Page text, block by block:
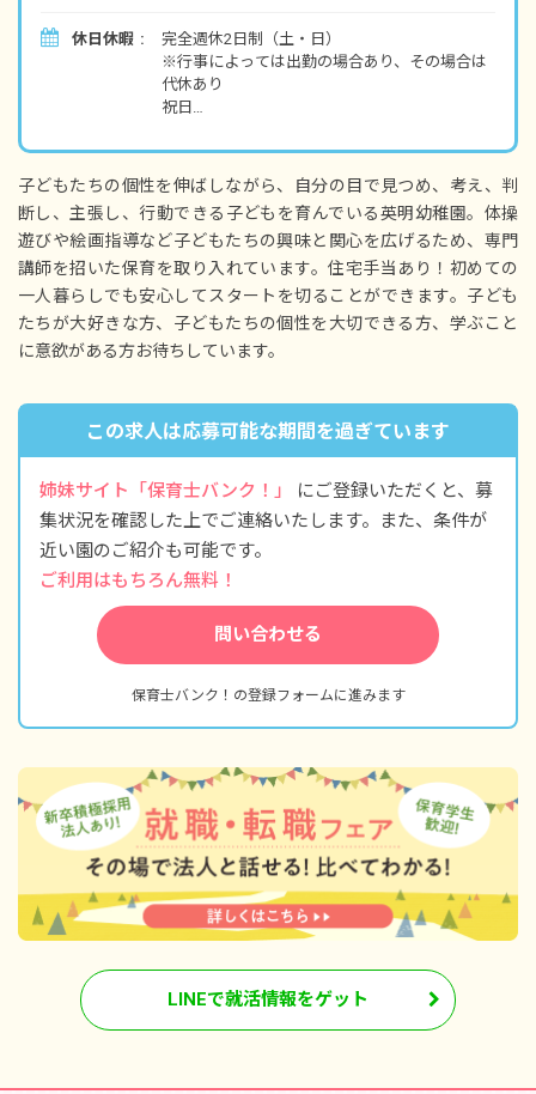
時間外職務手当 10時間分として15,000円（超
過分別途支給）
・別途支給手当
3月に処遇改善一時金の支給あり
昇給年1回（4月）
賞与年2回（7月／12月）※昨年実績 新卒／2.0
カ月分 2年目／4.0カ月分 3年目以降／4.4カ
月分
＜年収例＞
休日休暇
完全週休2日制（土・日）
※行事によっては出勤の場合あり、その場合は
代休あり
祝日
年末年始休暇（12/29～1/4の7日間）
有給休暇（法定通り）
慶弔休暇
産前産後・育児休暇（取得率100％・復帰率
90％）
介護・看護休暇
※年間休日130日程度（有休は別途付与）
子どもたちの個性を伸ばしながら、自分の目で見つめ、考え、判
断し、主張し、行動できる子どもを育んでいる英明幼稚園。体操
遊びや絵画指導など子どもたちの興味と関心を広げるため、専門
講師を招いた保育を取り入れています。住宅手当あり！初めての
一人暮らしでも安心してスタートを切ることができます。子ども
たちが大好きな方、子どもたちの個性を大切できる方、学ぶこと
に意欲がある方お待ちしています。
この求人は応募可能な期間を過ぎています
姉妹サイト「保育士バンク！」
にご登録いただくと、募
集状況を確認した上でご連絡いたします。また、条件が
近い園のご紹介も可能です。
ご利用はもちろん無料！
問い合わせる
保育士バンク！の登録フォームに進みます
LINEで就活情報をゲット